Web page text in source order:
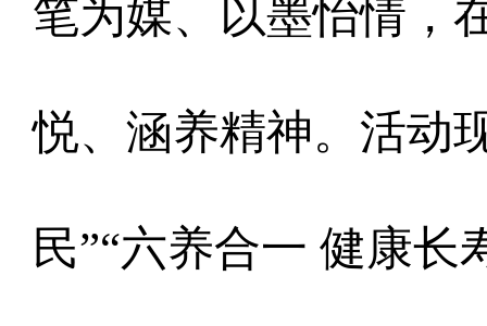
笔为媒、以墨怡情，
悦、涵养精神。活动
民”“六养合一 健康